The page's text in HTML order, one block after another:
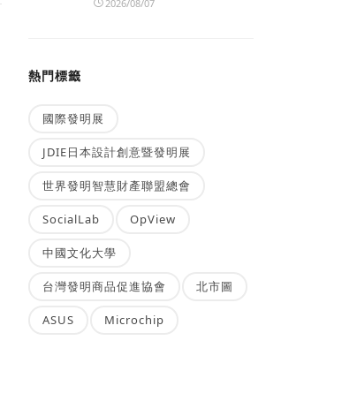
2026/08/07
熱門標籤
國際發明展
JDIE日本設計創意暨發明展
世界發明智慧財產聯盟總會
SocialLab OpView
中國文化大學
台灣發明商品促進協會 北市圖
ASUS Microchip